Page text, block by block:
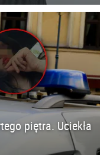
piętra. Uciekła